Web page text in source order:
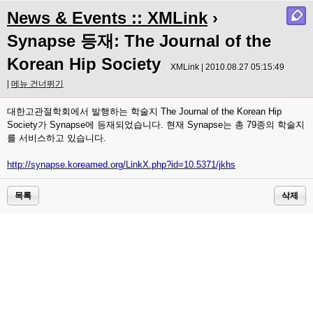
News & Events :: XMLink ›
Synapse 등재: The Journal of the
Korean Hip Society
XMLink | 2010.08.27 05:15:49
메뉴 건너뛰기
대한고관절학회에서 발행하는 학술지 The Journal of the Korean Hip
Society가 Synapse에 등재되었습니다. 현재 Synapse는 총 79종의 학술지
를 서비스하고 있습니다.
http://synapse.koreamed.org/LinkX.php?id=10.5371/jkhs
목록 삭제